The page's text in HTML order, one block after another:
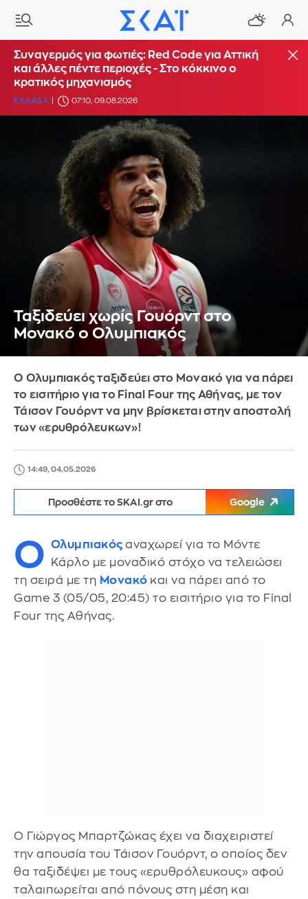
Συναγερμός για φωτιές: Red Code για Αττική
και άλλες πέντε περιοχές - Στο κόκκινο ο
κρατικός μηχανισμός
ΕΛΛΑΔΑ 07:10, 09.08.2026
Ταξιδεύει χωρίς Γουόρντ στο
Μονακό ο Ολυμπιακός
Ο Ολυμπιακός ταξιδεύει στο Μονακό για να πάρει
το εισιτήριο για το Final Four της Αθήνας, με τον
Τάισον Γουόρντ να μην βρίσκεται στην αποστολή
των «ερυθρόλευκων»!
14:49, 04.05.2026
Προσθέστε το SKAI.gr στο Google
Ο Ολυμπιακός αναχωρεί για το Μόντε
Κάρλο με μοναδικό στόχο να τελειώσει
τη σειρά με τη Μονακό και να πάρει από το
Game 3 (05/05, 20:45) το εισιτήριο για το Final
Four της Αθήνας.
Ο Γιώργος Μπαρτζώκας έχει να διαχειριστεί
την απουσία του Τάισον Γουόρντ, ο οποίος δεν
θα ταξιδέψει με τους «ερυθρόλευκους» αφού
ταλαιπωρείται από πόνους στη μέση και